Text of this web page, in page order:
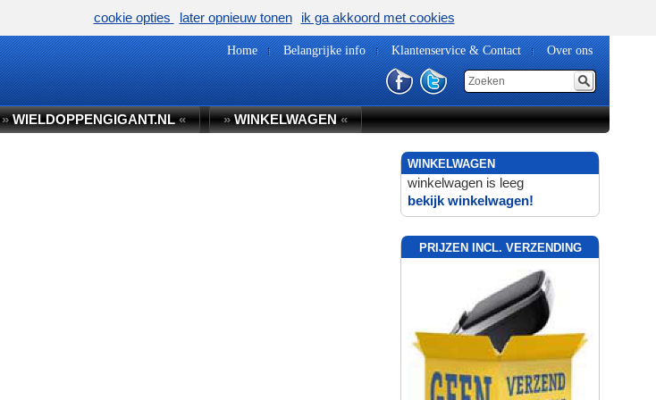
Home Belangrijke info Klantenservice & Contact Over ons
»WIELDOPPENGIGANT.NL« »WINKELWAGEN«
WINKELWAGEN
winkelwagen is leeg
bekijk winkelwagen!
PRIJZEN INCL. VERZENDING
cookie opties later opnieuw tonen ik ga akkoord met cookies